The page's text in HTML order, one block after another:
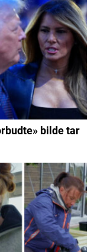
bilde tar